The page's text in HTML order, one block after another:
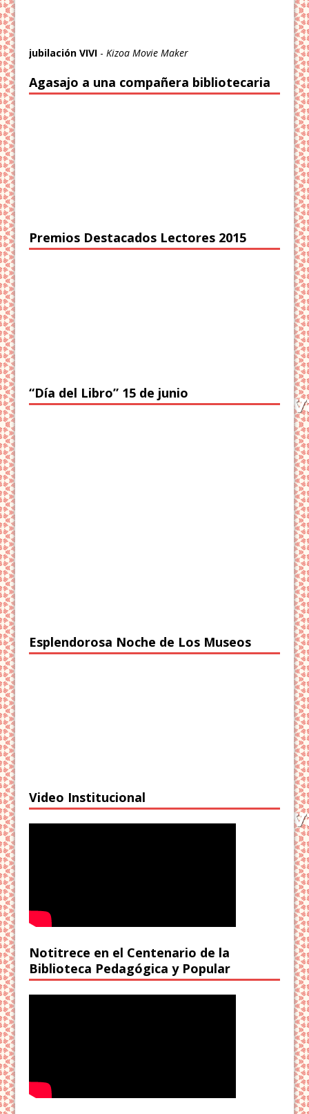
jubilación VIVI -Kizoa Movie Maker
Agasajo a una compañera bibliotecaria
Premios Destacados Lectores 2015
“Día del Libro” 15 de junio
Esplendorosa Noche de Los Museos
Video Institucional
Notitrece en el Centenario de la
Biblioteca Pedagógica y Popular